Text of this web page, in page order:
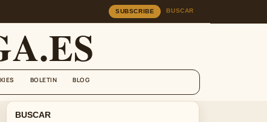
SUBSCRIBE BUSCAR
BOLETIN BLOG
BUSCAR